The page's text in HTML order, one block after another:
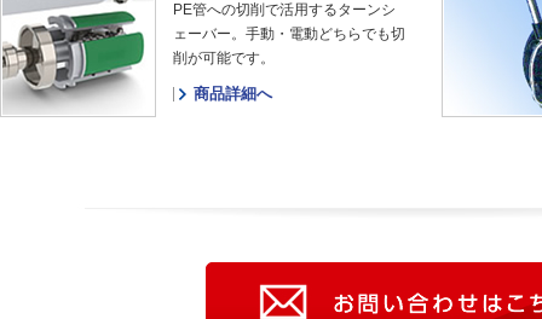
PE管への切削で活用するターンシ
ェーバー。手動・電動どちらでも切
削が可能です。
商品詳細へ